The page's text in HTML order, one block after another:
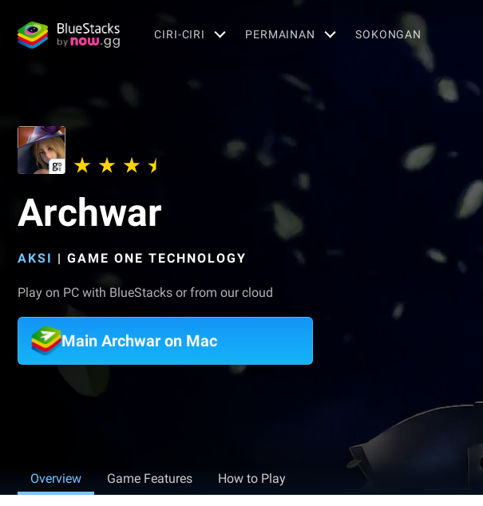
CIRI-CIRI PERMAINAN SOKONGAN
Archwar
AKSI | GAME ONE TECHNOLOGY
Play on PC with BlueStacks or from our cloud
Main Archwar on Mac
Overview Game Features How to Play